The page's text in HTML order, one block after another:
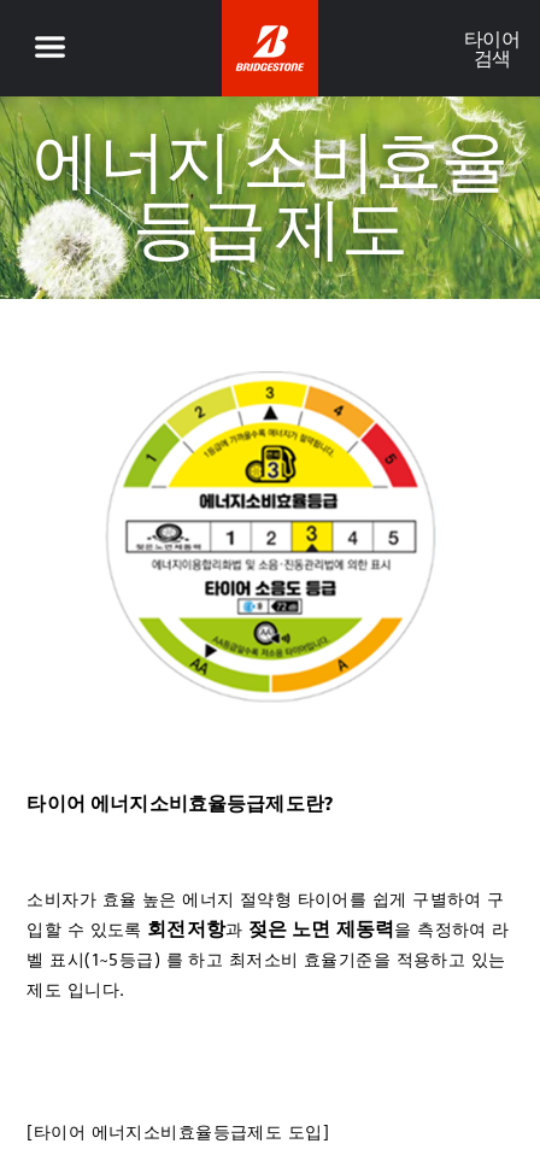
타이어
검색
에너지 소비효율
등급 제도
타이어 에너지소비효율등급제도란?
소비자가 효율 높은 에너지 절약형 타이어를 쉽게 구별하여 구
입할 수 있도록 회전저항과 젖은 노면 제동력을 측정하여 라
벨 표시(1~5등급) 를 하고 최저소비 효율기준을 적용하고 있는
제도 입니다.
[타이어 에너지소비효율등급제도 도입]